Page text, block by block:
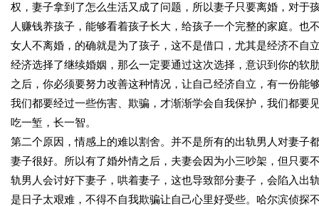
权，妻子拿到了怎么生活又成了问题，所以妻子只要离婚，对于
人赚钱养孩子，能够看着孩子长大，给孩子一个完整的家庭。
女人不离婚，的确就是为了孩子，这不是借口，尤其是经济不自
经济选择了继续婚姻，那么一定要通过这次选择，意识到你的软
之后，你必须要努力改善这种情况，让自己经济自立，有一份
我们都要经过一些伤害、欺骗，才渐渐学会自我保护，我们都要
吃一堑，长一智。
第二个原因，情感上的难以割舍。并不是所有的出轨男人对妻子
妻子很好。所以有了婚外情之后，夫妻会因为小三吵架，但只要
轨男人会讨好下妻子，哄着妻子，这也导致部分妻子，会陷入出
是日子太艰难，不得不自我欺骗让自己心里好受些。哈尔滨侦探